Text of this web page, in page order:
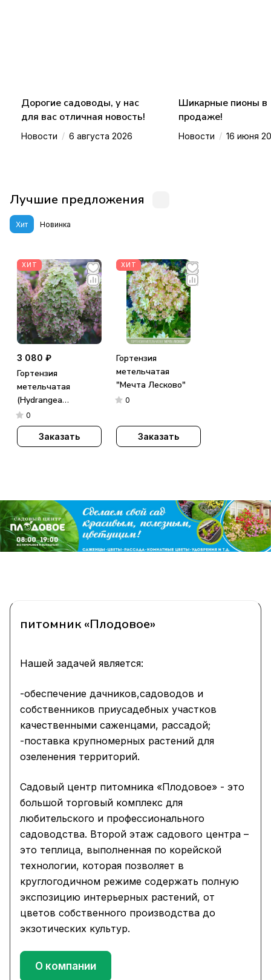
Дорогие садоводы, у нас
для вас отличная новость!
Новости / 6 августа 2026
Шикарные пионы в
продаже!
Новости / 16 июня
Лучшие предложения
Хит Новинка
ХИТ
3 080 ₽
Гортензия
метельчатая
(Hydrangea
paniculata)
«Metallica»
0
Заказать
ХИТ
Гортензия
метельчатая
"Мечта Лесково"
0
Заказать
питомник «Плодовое»
Нашей задачей является:
-обеспечение дачников,садоводов и
собственников приусадебных участков
качественными саженцами, рассадой;
-поставка крупномерных растений для
озеленения территорий.
Садовый центр питомника «Плодовое» - это
большой торговый комплекс для
любительского и профессионального
садоводства. Второй этаж садового центра –
это теплица, выполненная по корейской
технологии, которая позволяет в
круглогодичном режиме содержать полную
экспозицию интерьерных растений, от
цветов собственного производства до
экзотических культур.
О компании